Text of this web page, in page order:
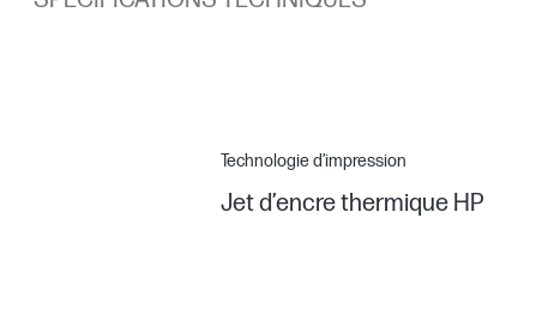
Technologie d’impression
Jet d’encre thermique HP